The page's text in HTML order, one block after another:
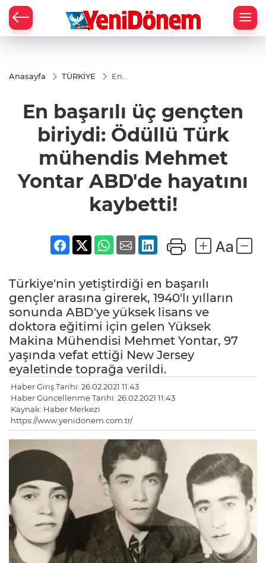
Anasayfa TÜRKİYE
En
biriydi:
Ödüllü
Türk
mühendis
Mehmet
Yontar
ABD'de
kaybetti!
En başarılı üç gençten
biriydi: Ödüllü Türk
mühendis Mehmet
Yontar ABD'de hayatını
kaybetti!
Türkiye'nin yetiştirdiği en başarılı
gençler arasına girerek, 1940'lı yılların
sonunda ABD'ye yüksek lisans ve
doktora eğitimi için gelen Yüksek
Makina Mühendisi Mehmet Yontar, 97
yaşında vefat ettiği New Jersey
eyaletinde toprağa verildi.
Haber Giriş Tarihi: 26.02.2021 11:43
Haber Güncellenme Tarihi: 26.02.2021 11:43
Kaynak: Haber Merkezi
https://www.yenidonem.com.tr/